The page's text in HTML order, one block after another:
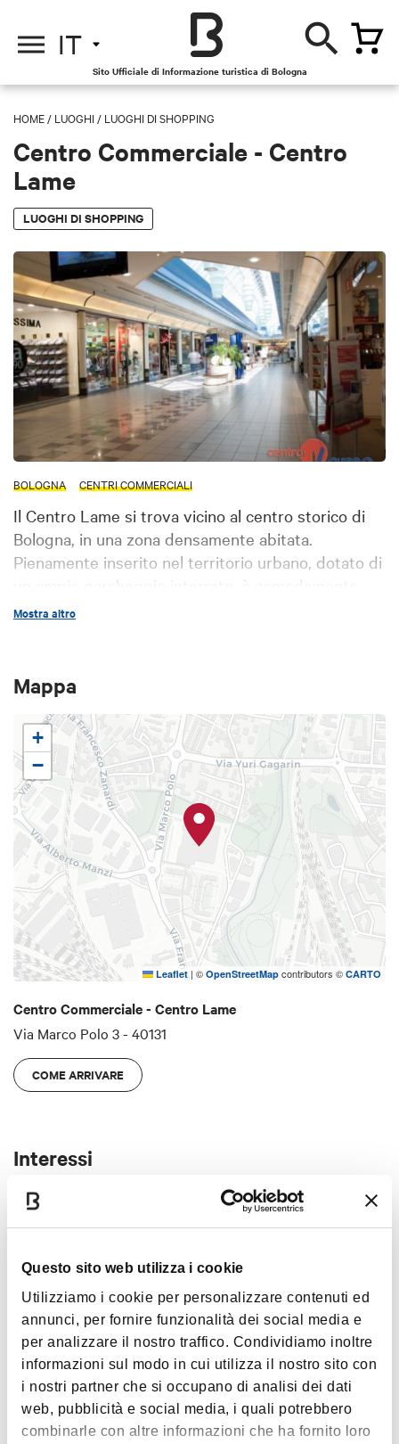
Questo sito web utilizza i cookie
Utilizziamo i cookie per personalizzare contenuti ed
annunci, per fornire funzionalità dei social media e
per analizzare il nostro traffico. Condividiamo inoltre
informazioni sul modo in cui utilizza il nostro sito con
i nostri partner che si occupano di analisi dei dati
web, pubblicità e social media, i quali potrebbero
combinarle con altre informazioni che ha fornito loro
IT
Sito Ufficiale di Informazione turistica di Bologna
HOME / LUOGHI / LUOGHI DI SHOPPING
Centro Commerciale - Centro
Lame
LUOGHI DI SHOPPING
BOLOGNA CENTRI COMMERCIALI
Il Centro Lame si trova vicino al centro storico di
Bologna, in una zona densamente abitata.
Pienamente inserito nel territorio urbano, dotato di
un ampio parcheggio interrato, è comodamente
raggiungibile anche coi mezzi pubblici.
Mostra altro
Mappa
+
−
Leaflet | © OpenStreetMap contributors © CARTO
Centro Commerciale - Centro Lame
Via Marco Polo 3 - 40131
COME ARRIVARE
Interessi
Orari